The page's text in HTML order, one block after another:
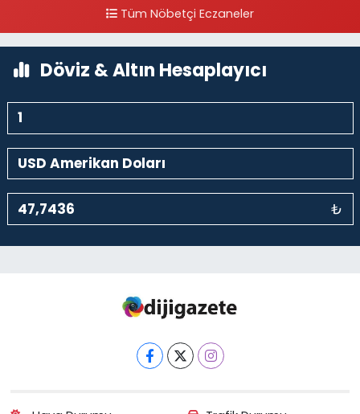
Tüm Nöbetçi Eczaneler
Döviz & Altın Hesaplayıcı
₺